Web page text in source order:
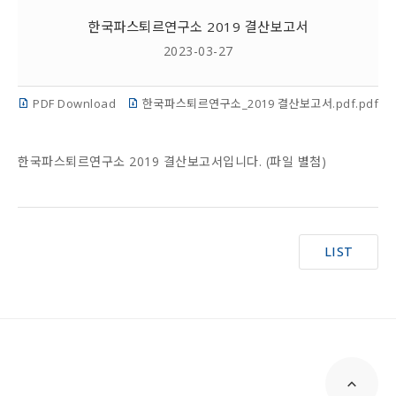
한국파스퇴르연구소 2019 결산보고서
2023-03-27
PDF Download 한국파스퇴르연구소_2019 결산보고서.pdf.pdf
한국파스퇴르연구소 2019 결산보고서입니다. (파일 별첨)
LIST